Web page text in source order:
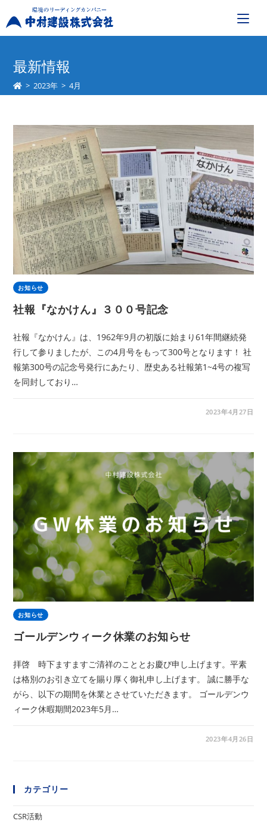
最新情報
> 2023年 > 4月
お知らせ
社報『なかけん』３００号記念
社報『なかけん』は、1962年9月の初版に始まり61年間継続発
行して参りましたが、この4月号をもって300号となります！ 社
報第300号の記念号発行にあたり、歴史ある社報第1~4号の複写
を同封しており…
2023年4月27日
お知らせ
ゴールデンウィーク休業のお知らせ
拝啓 時下ますますご清祥のこととお慶び申し上げます。平素
は格別のお引き立てを賜り厚く御礼申し上げます。 誠に勝手な
がら、以下の期間を休業とさせていただきます。 ゴールデンウ
ィーク休暇期間2023年5月…
2023年4月26日
カテゴリー
CSR活動